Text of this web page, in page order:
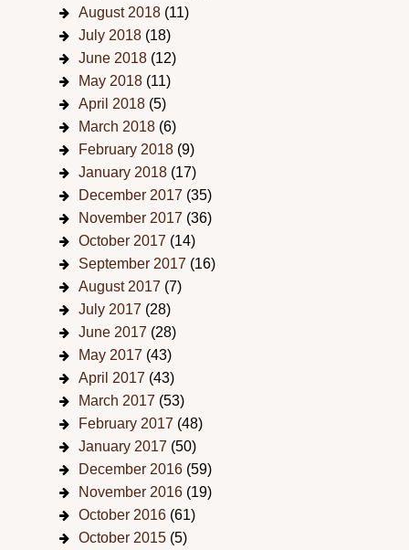
August 2018 (11)
July 2018 (18)
June 2018 (12)
May 2018 (11)
April 2018 (5)
March 2018 (6)
February 2018 (9)
January 2018 (17)
December 2017 (35)
November 2017 (36)
October 2017 (14)
September 2017 (16)
August 2017 (7)
July 2017 (28)
June 2017 (28)
May 2017 (43)
April 2017 (43)
March 2017 (53)
February 2017 (48)
January 2017 (50)
December 2016 (59)
November 2016 (19)
October 2016 (61)
October 2015 (5)